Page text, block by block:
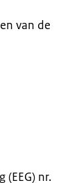
van de
nr.